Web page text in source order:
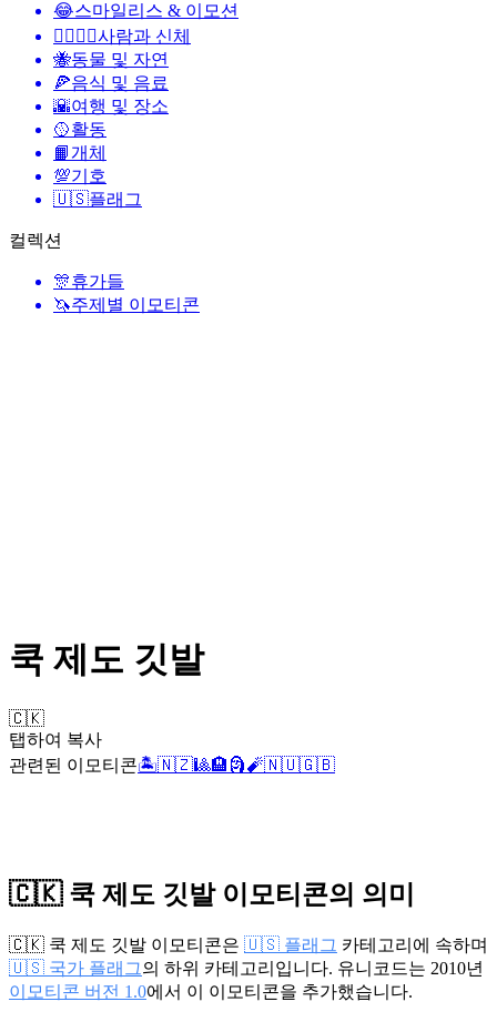
😂스마일리스 & 이모션
👩‍❤️‍💋‍👨사람과 신체
🐝동물 및 자연
🍕음식 및 음료
🌇여행 및 장소
🥎활동
📙개체
💯기호
🇺🇸플래그
컬렉션
🎊휴가들
🦄주제별 이모티콘
쿡 제도 깃발
🇨🇰
탭하여 복사
관련된 이모티콘🏝️🇳🇿🎱🏨 🗿🧨🇳🇺🇬🇧
🇨🇰 쿡 제도 깃발 이모티콘의 의미
🇨🇰 쿡 제도 깃발 이모티콘은 🇺🇸 플래그 카테고리에 속하며
🇺🇸 국가 플래그의 하위 카테고리입니다. 유니코드는 2010년
이모티콘 버전 1.0에서 이 이모티콘을 추가했습니다.